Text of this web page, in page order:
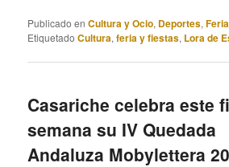
Publicado en Cultura y Ocio, Deportes,
Etiquetado Cultura,feria y fiestas, Lora de
Casariche celebra este
semana su IV Quedada
Andaluza Mobylettera